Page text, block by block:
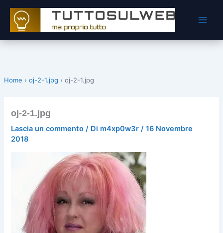
contenuto
Home › oj-2-1.jpg › oj-2-1.jpg
oj-2-1.jpg
Lascia un commento / Di m4xp0w3r/16 Novembre
2018